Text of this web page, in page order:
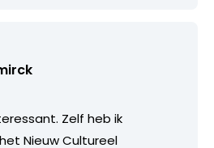
Zelf heb ik
Nieuw Cultureel